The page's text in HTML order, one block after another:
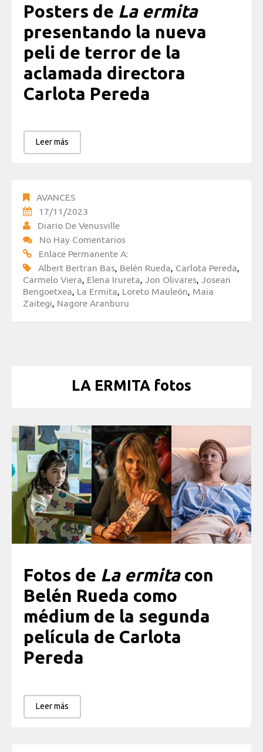
Posters de La ermita
presentando la nueva
peli de terror de la
aclamada directora
Carlota Pereda
Leer más
AVANCES
17/11/2023
Diario De Venusville
No Hay Comentarios
Enlace Permanente A:
Albert Bertran Bas, Belén Rueda, Carlota Pereda,
Carmelo Viera, Elena Irureta, Jon Olivares, Josean
Bengoetxea, La Ermita, Loreto Mauleón, Maia
Zaitegi, Nagore Aranburu
LA ERMITA fotos
Fotos de La ermitacon
Belén Rueda como
médium de la segunda
película de Carlota
Pereda
Leer más